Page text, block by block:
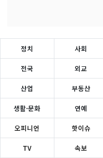
정치 사회
전국 외교
산업 부동산
생활·문화 연예
오피니언 핫이슈
TV 속보